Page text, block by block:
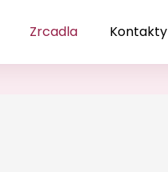
Zrcadla Kontakty